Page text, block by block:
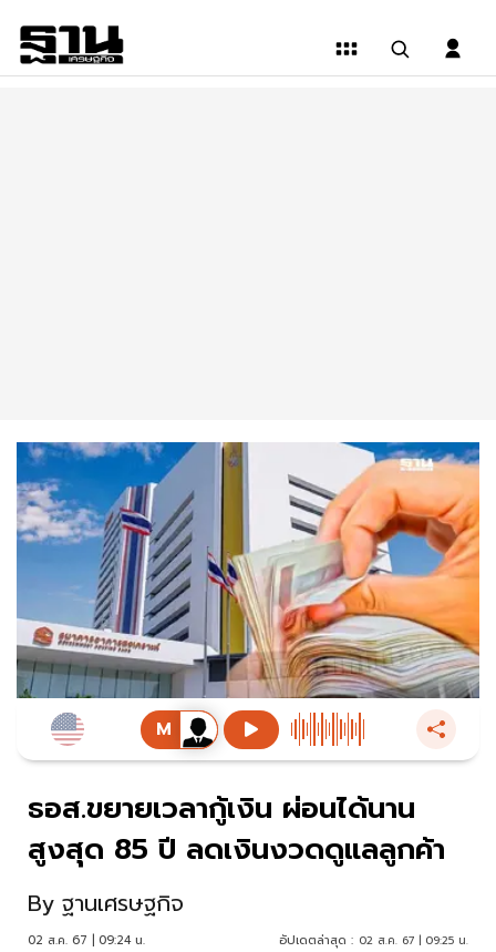
ธอส.ขยายเวลากู้เงิน ผ่อนได้นาน
สูงสุด 85 ปี ลดเงินงวดดูแลลูกค้า
By ฐานเศรษฐกิจ
02 ส.ค. 67 | 09:24 น. อัปเดตล่าสุด : 02 ส.ค. 67 | 09:25 น.